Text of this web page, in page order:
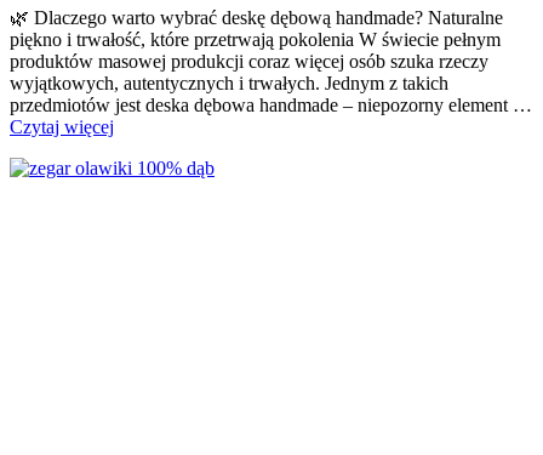
🌿 Dlaczego warto wybrać deskę dębową handmade? Naturalne
piękno i trwałość, które przetrwają pokolenia W świecie pełnym
produktów masowej produkcji coraz więcej osób szuka rzeczy
wyjątkowych, autentycznych i trwałych. Jednym z takich
przedmiotów jest deska dębowa handmade – niepozorny element …
Czytaj więcej